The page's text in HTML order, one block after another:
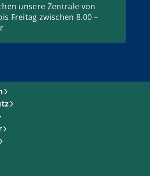
unsere Zentrale von
Freitag zwischen 8.00 –